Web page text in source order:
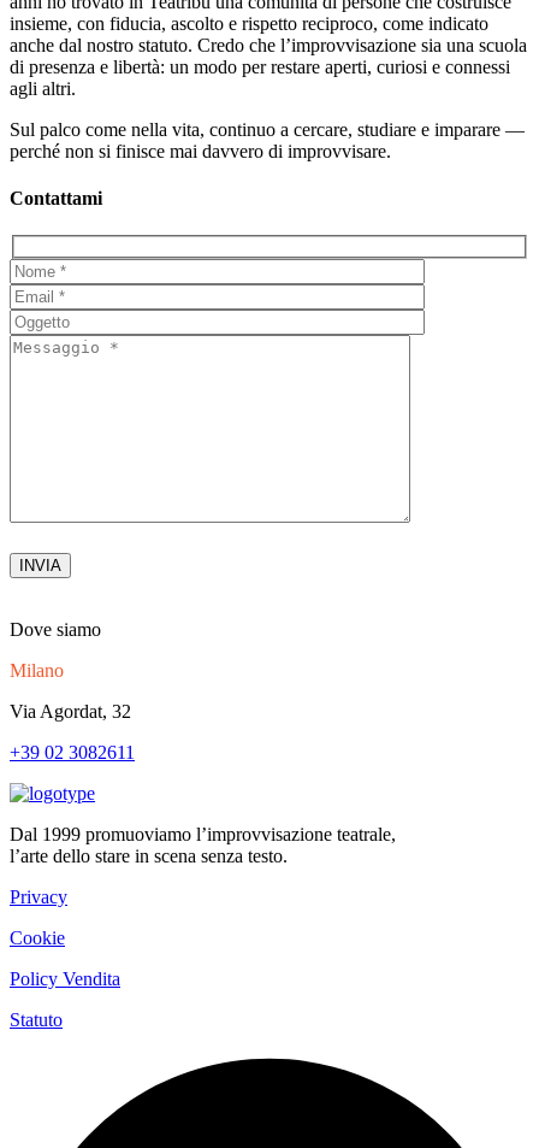
insieme, con fiducia, ascolto e rispetto reciproco, come indicato
anche dal nostro statuto. Credo che l’improvvisazione sia una scuola
di presenza e libertà: un modo per restare aperti, curiosi e connessi
agli altri.
Sul palco come nella vita, continuo a cercare, studiare e imparare —
perché non si finisce mai davvero di improvvisare.
Contattami
Dove siamo
Milano
Via Agordat, 32
+39 02 3082611
Dal 1999 promuoviamo l’improvvisazione teatrale,
l’arte dello stare in scena senza testo.
Privacy
Cookie
Policy Vendita
Statuto